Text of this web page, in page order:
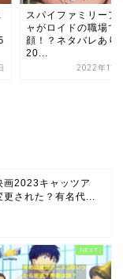
スパイファミリーア
ャがロイドの職場で
顔！？ネタバレあり
20...
2022年11
画2023キャッツア
された？有名代...